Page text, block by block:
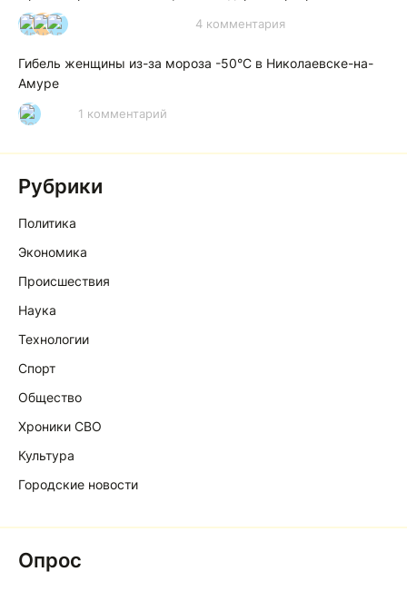
И А А 4 комментария
Гибель женщины из-за мороза -50°C в Николаевске-на-
Амуре
Р 1 комментарий
Рубрики
Политика
Экономика
Происшествия
Наука
Технологии
Спорт
Общество
Хроники СВО
Культура
Городские новости
Опрос